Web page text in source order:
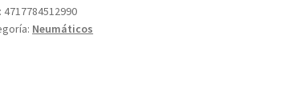
4717784512990
Neumáticos